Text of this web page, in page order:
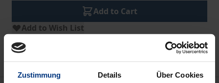
Zustimmung Details Über Cookies
Add to Cart
Add to Wish List
Delivery cost notice